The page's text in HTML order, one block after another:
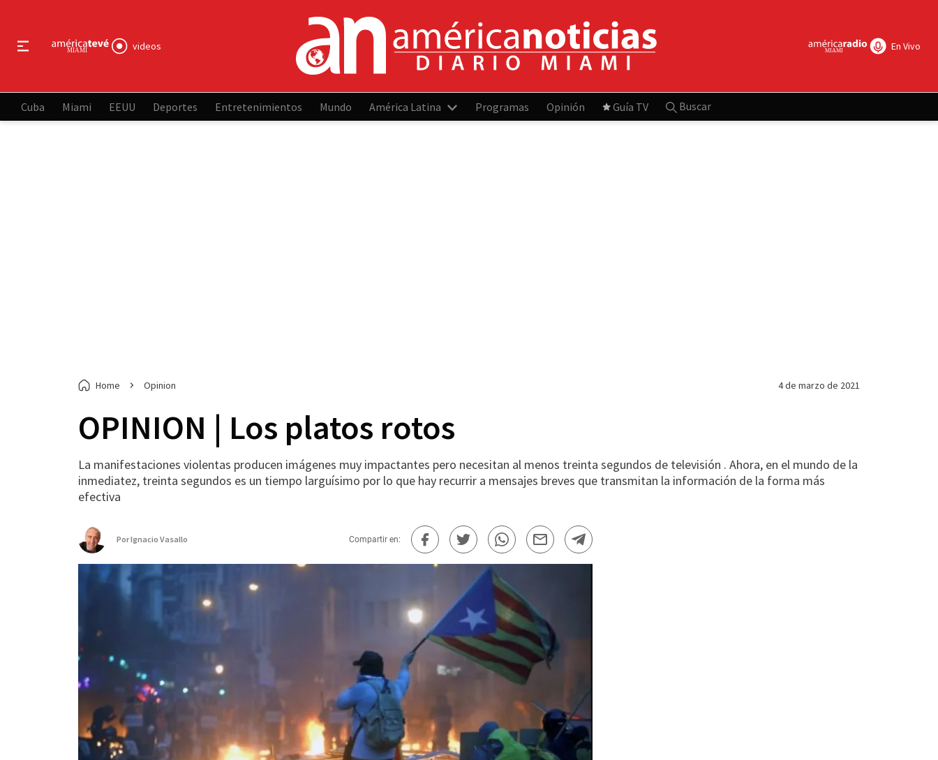
videos En Vivo
Cuba Miami EEUU Deportes Entretenimientos Mundo América Latina Programas Opinión Guía TV Buscar
Home Opinion 4 de marzo de 2021
OPINION | Los platos rotos
La manifestaciones violentas producen imágenes muy impactantes pero necesitan al menos treinta segundos de televisión . Ahora, en el mundo de la
inmediatez, treinta segundos es un tiempo larguísimo por lo que hay recurrir a mensajes breves que transmitan la información de la forma más
efectiva
PorIgnacio Vasallo Compartir en: